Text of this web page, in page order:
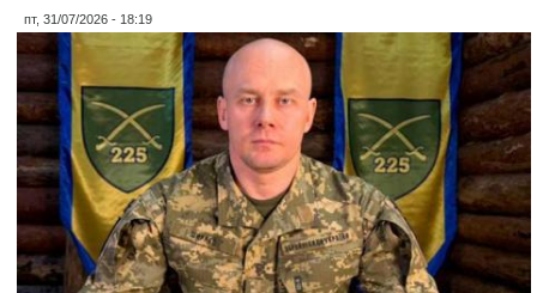
пт, 31/07/2026 - 18:19